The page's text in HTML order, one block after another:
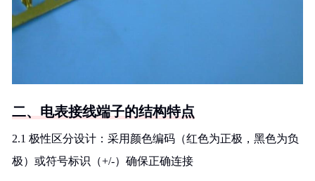
二、电表接线端子的结构特点
2.1 极性区分设计：采用颜色编码（红色为正极，黑色为负
极）或符号标识（+/-）确保正确连接